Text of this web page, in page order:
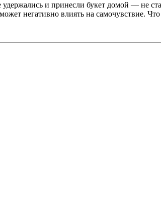
и принесли букет домой — не
негативно влиять на самочувствие.